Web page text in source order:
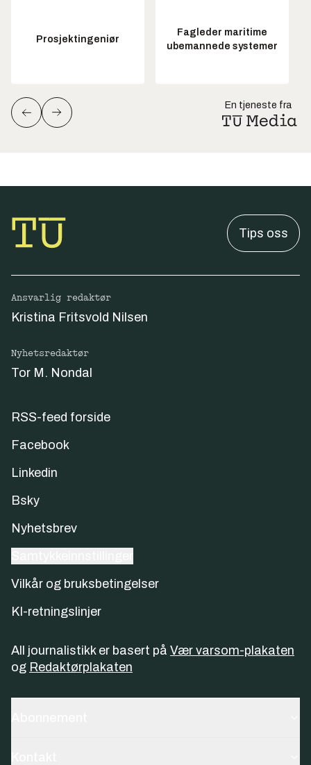
Prosjektingeniør
Fagleder maritime
ubemannede systemer
En tjeneste fra
Tips oss
Ansvarlig redaktør
Kristina Fritsvold Nilsen
Nyhetsredaktør
Tor M. Nondal
RSS-feed forside
Facebook
Linkedin
Bsky
Nyhetsbrev
Vilkår og bruksbetingelser
KI-retningslinjer
All journalistikk er basert på Vær varsom-plakaten
og Redaktørplakaten